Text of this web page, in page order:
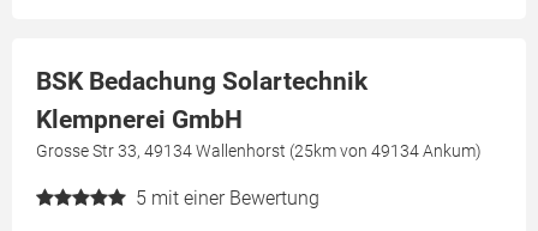
BSK Bedachung Solartechnik
Klempnerei GmbH
Grosse Str 33, 49134 Wallenhorst (25km von 49134 Ankum)
5 mit einer Bewertung